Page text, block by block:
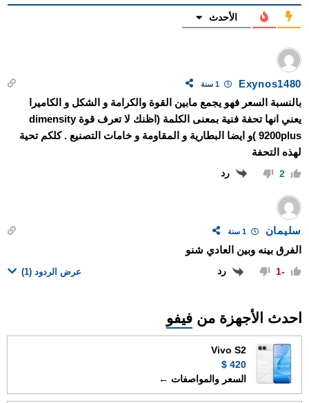
الأحدث
Exynos1480
بالنسبة السعر فهو يجمع مابين القوة والكرامة و الشكل و الكاميرا
يعني انها تحفة فنية بمعنى الكلمة (اظنك لا تعرف قوة dimensity
9200plus )و ايضا البطارية و المقاومة و خامات التصنيع . كلكم تحية
لهذه التحفة
2 رد
سليمان 1 سنة
الفرق بينه وبين العادي شنو
-1 رد عرض الردود (1)
احدث الأجهزة من فيفو
Vivo S2
420 $
السعر والمواصفات ←